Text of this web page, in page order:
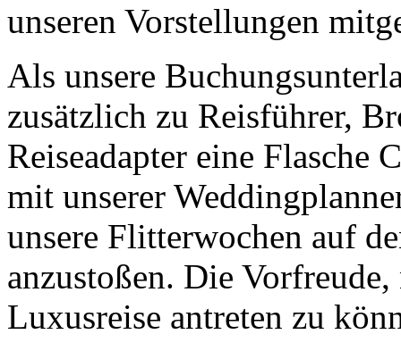
unseren Vorstellungen
Als unsere
zusätzlich zu Reisführer,
Reiseadapter eine Flasche
mit unserer
unsere Flitterwochen auf
anzustoßen. Die
Luxusreise antreten zu